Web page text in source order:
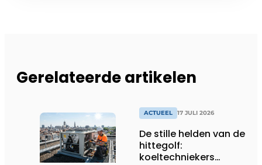
Gerelateerde artikelen
ACTUEEL 17 JULI 2026
De stille helden van de
hittegolf:
koeltechniekers